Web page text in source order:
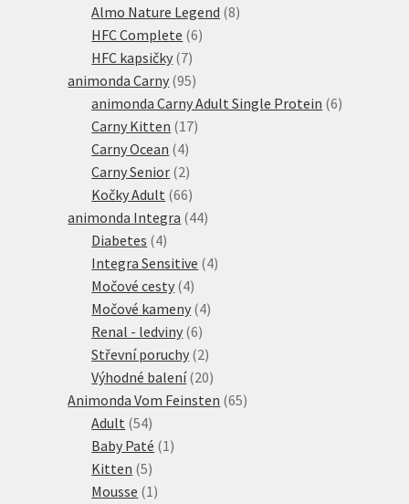
Almo Nature Legend 88
HFC Complete 66
HFC kapsičky 77
produktů
animonda Carny 9595
produktů
animonda Carny Adult Single Protein 66
Carny Kitten 1717
Carny Ocean 44
produkty
Carny Senior 22
produkty
Kočky Adult 6666
produktů
animonda Integra 4444
Diabetes 44
produkty
Integra Sensitive 44
Močové cesty 44
produkty
Močové kameny 44
Renal - ledviny 66
produktů
Střevní poruchy 22
produkty
Výhodné balení 2020
produktů
Animonda Vom Feinsten 6565
Adult 5454
produktů
Baby Paté 1 1
Kitten 55
produktů
Mousse 1 1